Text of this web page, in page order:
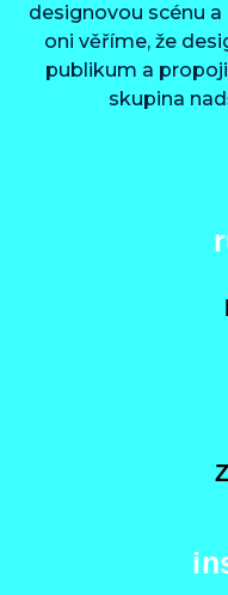
designovou scénu
oni věříme, že
publikum a
skupina